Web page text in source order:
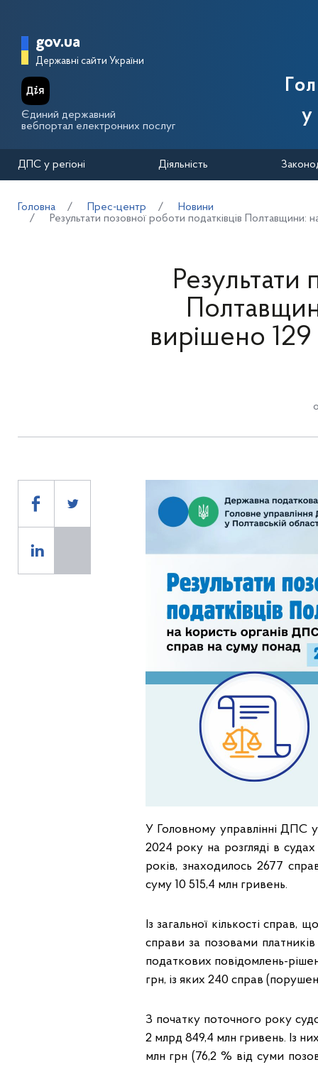
Головна сторінка Державної
gov.ua
Державні сайти України
Єдиний державний
вебпортал електронних послуг
у
ДПС у регіоні Діяльність
Головна Прес-центр
Новини
Результати позовної роботи податківців
Результати
вирішено
У Головному управлінні ДПС
2024 року на розгляді в
років, знаходилось 2677
суму 10 515,4 млн гривень.
Із загальної кількості
справи за позовами
податкових повідомлень-
грн, із яких 240 справ
З початку поточного року
2 млрд 849,4 млн гривень. Із
млн грн (76,2 % від суми